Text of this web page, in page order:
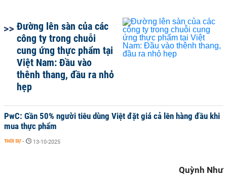
Đường lên sàn của các
công ty trong chuỗi
cung ứng thực phẩm tại
Việt Nam: Đầu vào
thênh thang, đầu ra nhỏ
hẹp
PwC: Gần 50% người tiêu dùng Việt đặt giá cả lên hàng đầu khi
mua thực phẩm
THỜI SỰ - 13-10-2025
Quỳnh Như